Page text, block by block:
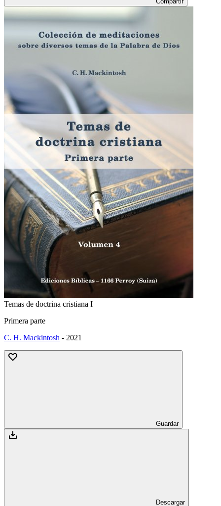
Temas de doctrina cristiana I
Primera parte
C. H. Mackintosh - 2021
Guardar
Descargar